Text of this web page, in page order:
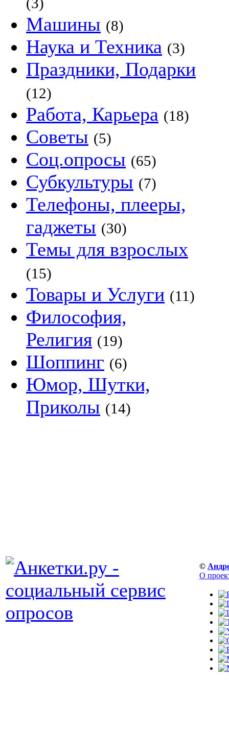
Машины (8)
Наука и Техника (3)
Праздники, Подарки
(12)
Работа, Карьера (18)
Советы (5)
Соц.опросы (65)
Субкультуры (7)
Телефоны, плееры,
гаджеты (30)
Темы для взрослых
(15)
Товары и Услуги (11)
Философия,
Религия (19)
Шоппинг (6)
Юмор, Шутки,
Приколы (14)
©
О